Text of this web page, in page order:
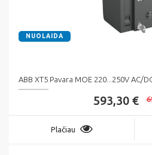
NUOLAIDA
ABB XT5 Pavara MOE 220...250V AC/
593,30 €
Plačiau